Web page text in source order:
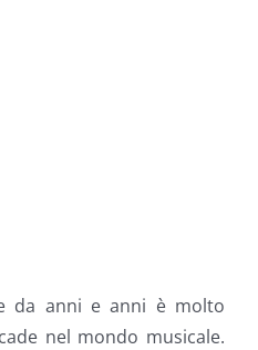
da anni e anni è molto
nel mondo musicale.